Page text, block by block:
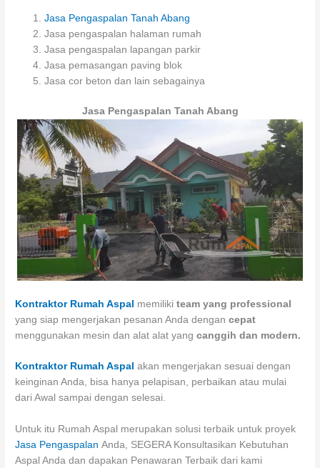
Jasa Pengaspalan Tanah Abang
Jasa pengaspalan halaman rumah
Jasa pengaspalan lapangan parkir
Jasa pemasangan paving blok
Jasa cor beton dan lain sebagainya
Jasa Pengaspalan Tanah Abang
Kontraktor Rumah Aspal memilikiteam yang professional
yang siap mengerjakan pesanan Anda dengancepat
menggunakan mesin dan alat alat yangcanggih dan modern.
Kontraktor Rumah Aspal akan mengerjakan sesuai dengan
keinginan Anda, bisa hanya pelapisan, perbaikan atau mulai
dari Awal sampai dengan selesai.
Untuk itu Rumah Aspal merupakan solusi terbaik untuk proyek
Jasa Pengaspalan Anda, SEGERA Konsultasikan Kebutuhan
Aspal Anda dan dapakan Penawaran Terbaik dari kami